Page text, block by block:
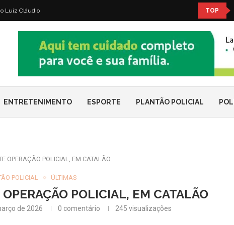
o Luiz Cláudio TOP
ENTRETENIMENTO ESPORTE PLANTÃO POLICIAL
OPERAÇÃO POLICIAL, EM CATALÃO
POLICIAL ÚLTIMAS
POLICIAL, EM CATALÃO
de 2026 0 comentário 245 visualizações